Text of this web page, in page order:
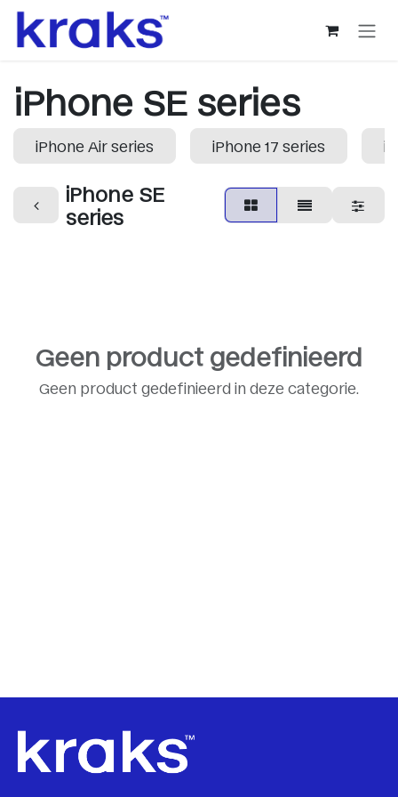
Overslaan naar inhoud
iPhone SE series
iPhone Air series iPhone 17 series
iPhone SE
series
Geen product gedefinieerd
Geen product gedefinieerd in deze categorie.